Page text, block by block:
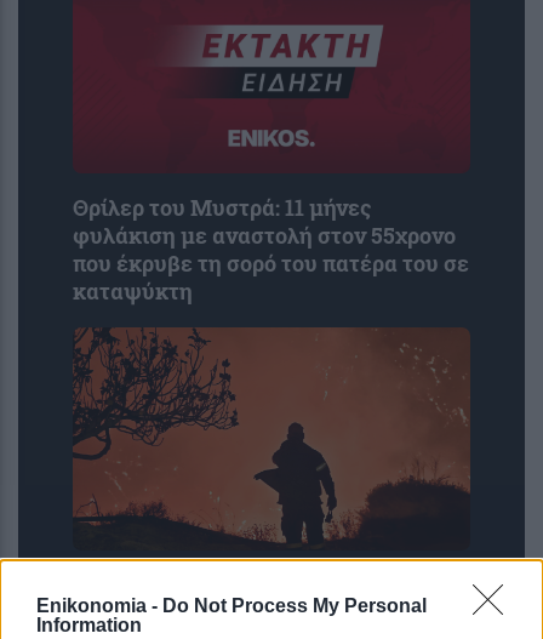
Enikonomia - Do Not Process My Personal
Information
Θρίλερ του Μυστρά: 11 μήνες
φυλάκιση με αναστολή στον 55χρονο
που έκρυβε τη σορό του πατέρα του σε
καταψύκτη
βόμβες η ενέργεια από τη φωτιά σε